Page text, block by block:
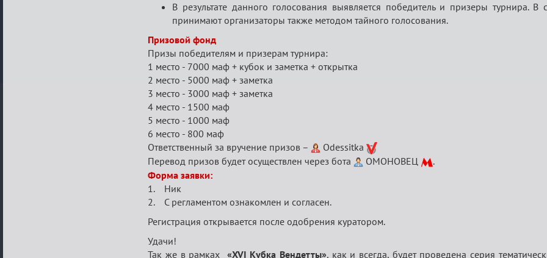
В результате данного голосования выявляется победитель и призеры турнира.
принимают организаторы также методом тайного голосования.
Призовой фонд
Призы победителям и призерам турнира:
1 место - 7000 маф + кубок и заметка + открытка
2 место - 5000 маф + заметка
3 место - 3000 маф + заметка
4 место - 1500 маф
5 место - 1000 маф
6 место - 800 маф
Ответственный за вручение призов –
Odessitka
Перевод призов будет осуществлен через ботa
ОМОНОВЕЦ
.
Форма заявки:
1. Ник
2. С регламентом ознакомлен и согласен.
Регистрация открывается после одобрения куратором.
Удачи!
Так же в рамках «XVI Кубка Вендетты», как и всегда, будет проведена серия